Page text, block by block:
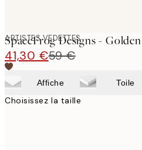
ARTISTES VEDETTES
SpaceFrog Designs -
41,30 €59 €
Affiche Toile
Choisissez la taille